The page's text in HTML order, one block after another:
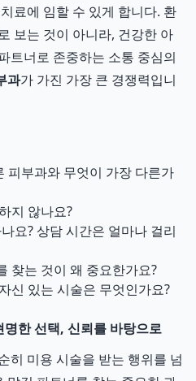
료에 임할 수 있게 합니다. 환
보는 것이 아니라, 건강한 아
트너로 존중하는 소통 중심의
과가 가진 가장 큰 경쟁력입니
피부과와 무엇이 가장 다른가
지 않나요?
요? 상담 시간은 얼마나 걸리
찾는 것이 왜 중요한가요?
신 있는 시술은 무엇인가요?
한 선택, 신뢰를 바탕으로
히 미용 시술을 받는 행위를 넘